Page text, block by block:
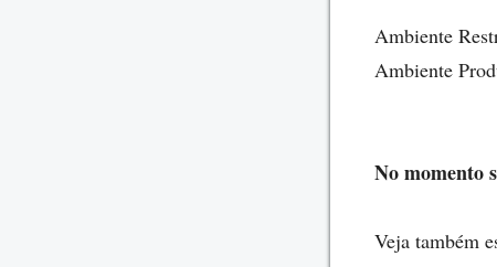
Ambiente
Ambiente
No momento
Veja também